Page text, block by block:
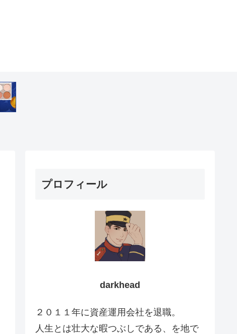
プロフィール
darkhead
２０１１年に資産運用会社を退職。
人生とは壮大な暇つぶしである、を地で